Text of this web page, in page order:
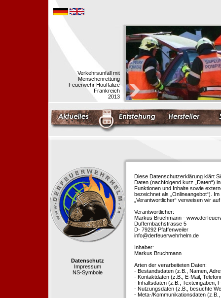
Verkehrsunfall mit
Menschenrettung
Feuerwehr Houffalize
Frankreich
2013
Datenschutz
Impressum
NS-Symbole
Diese Datenschutzerklärung klärt
Daten (nachfolgend kurz „Daten“)
Funktionen und Inhalte sowie
bezeichnet als „Onlineangebot“).
„Verantwortlicher“ verweisen wir
Verantwortlicher:
Markus Bruchmann -
Duffernbachstrasse 5
D- 79292 Pfaffenweiler
info@derfeuerwehrhelm.de
Inhaber:
Markus Bruchmann
Arten der verarbeiteten Daten:
- Bestandsdaten (z.B., Namen,
- Kontaktdaten (z.B., E-Mail,
- Inhaltsdaten (z.B., Texteingaben,
- Nutzungsdaten (z.B., besuchte
- Meta-/Kommunikationsdaten